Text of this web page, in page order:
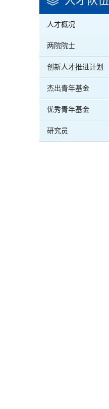
人才概况
两院院士
创新人才推进计划
杰出青年基金
优秀青年基金
研究员